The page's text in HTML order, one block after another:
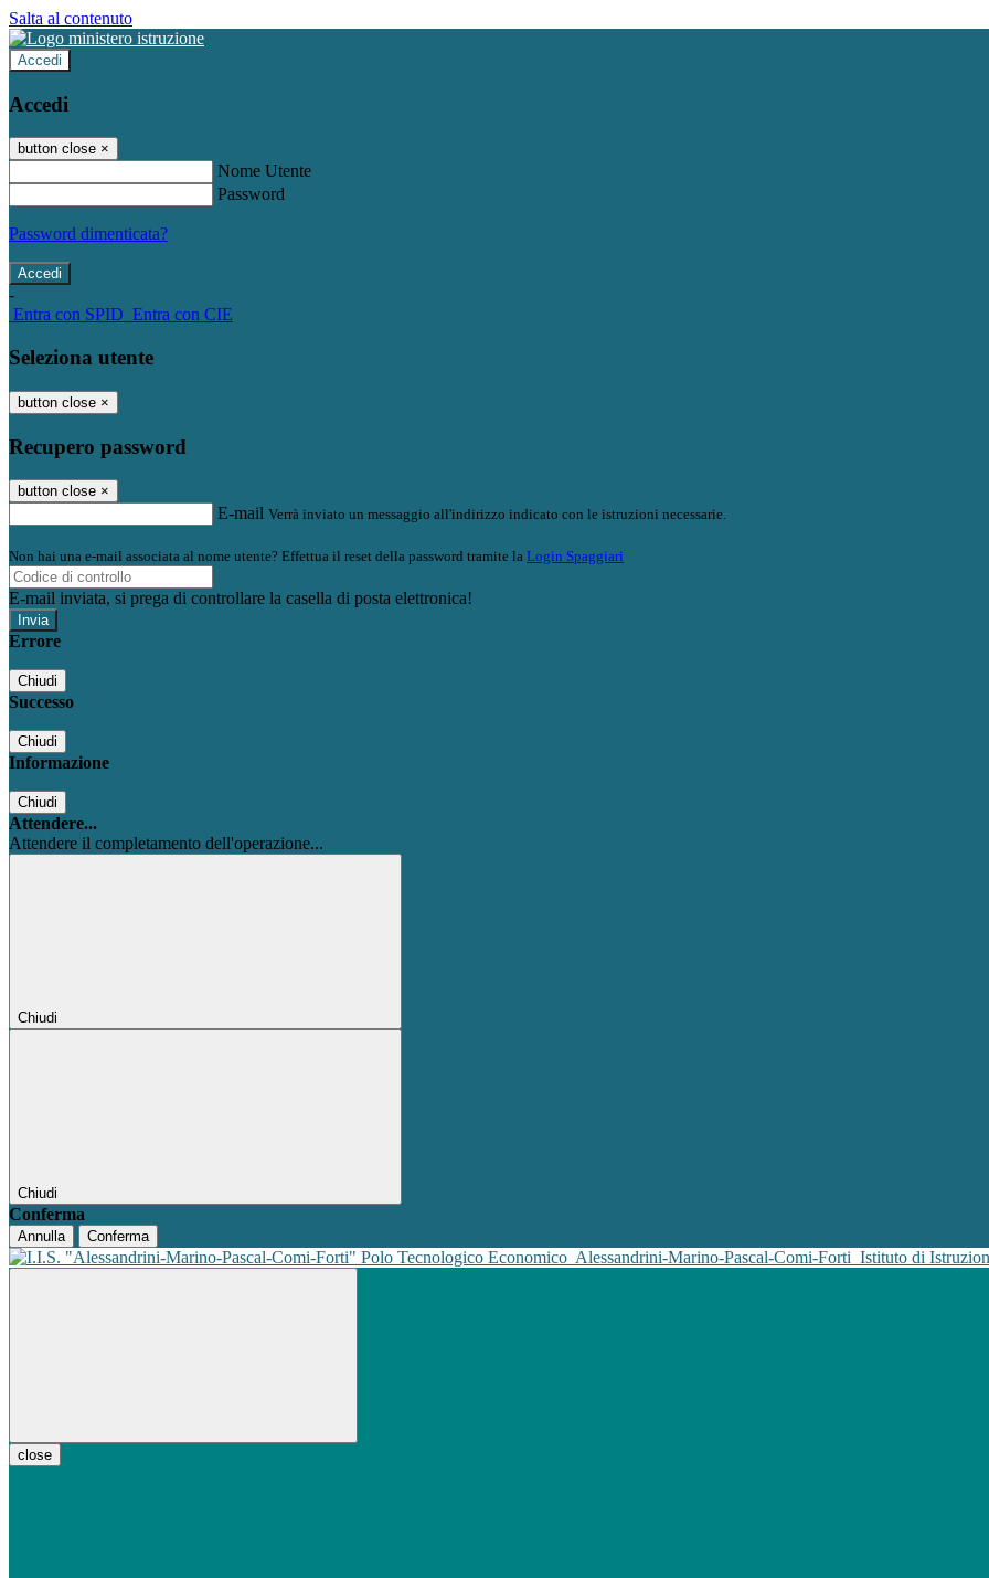
Salta al contenuto
Accedi
Accedi
button close ×
Nome Utente
Password
Password dimenticata?
-
Entra con SPID Entra con CIE
Seleziona utente
button close ×
Recupero password
button close ×
E-mail Verrà inviato un messaggio all'indirizzo indicato con le istruzioni necessarie.
Non hai una e-mail associata al nome utente? Effettua il reset della password tramite la Login Spaggiari
E-mail inviata, si prega di controllare la casella di posta elettronica!
Errore
Chiudi
Successo
Chiudi
Informazione
Chiudi
Attendere...
Attendere il completamento dell'operazione...
Chiudi
Chiudi
Conferma
Annulla Conferma
Polo Tecnologico Economico Alessandrini-Marino-Pascal-Comi-Forti Istituto di
close